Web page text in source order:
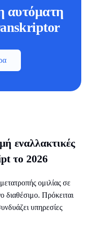
αυτόματη
εναλλακτικές
το 2026
ομιλίας σε
διαθέσιμο. Πρόκειται
υπηρεσίες